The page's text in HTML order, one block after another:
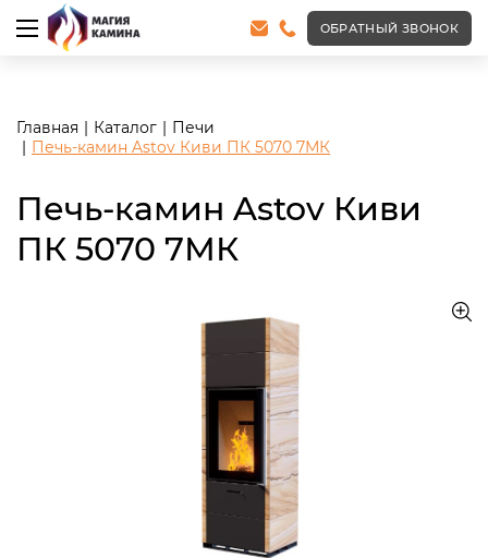
<meta name="robots" content="noindex, follow"/>
ОБРАТНЫЙ ЗВОНОК
Главная Каталог
Печи
Печь-камин Astov Киви ПК 5070 7МК
Печь-камин Astov Киви
ПК 5070 7МК